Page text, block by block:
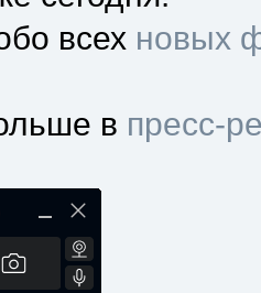
всех новых
в пресс-